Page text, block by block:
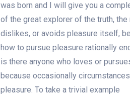
was born and I will give you a
of the great explorer of the truth,
dislikes, or avoids pleasure itself,
how to pursue pleasure rationally
is there anyone who loves or
because occasionally
pleasure. To take a trivial example